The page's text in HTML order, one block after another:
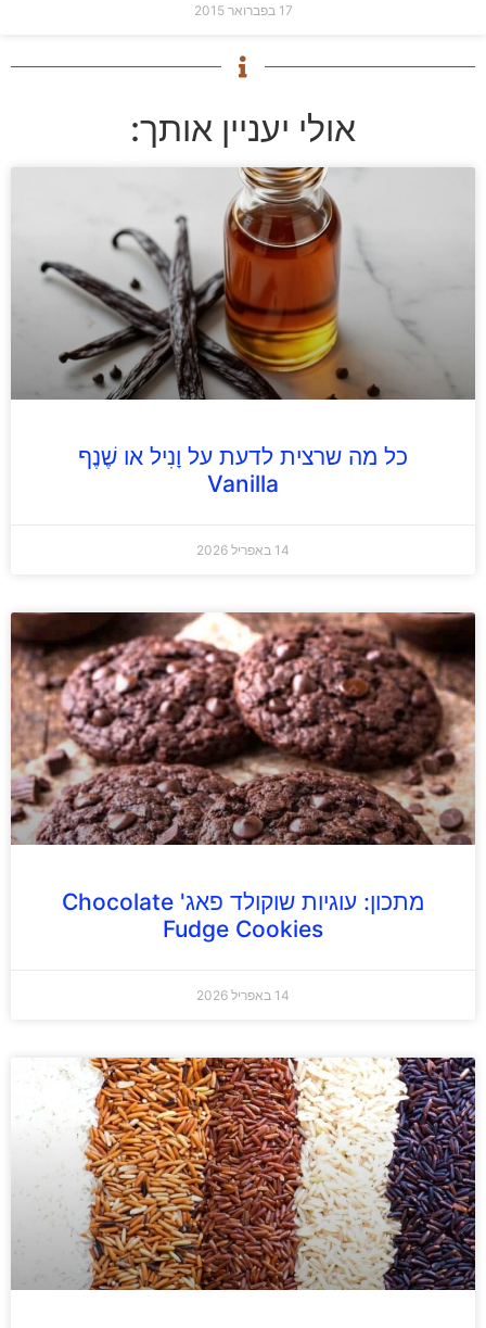
17 בפברואר 2015
אולי יעניין אותך:
כל מה שרצית לדעת על וָנִיל או שֶׁנֶף
Vanilla
14 באפריל 2026
מתכון: עוגיות שוקולד פאג' Chocolate
Fudge Cookies
14 באפריל 2026